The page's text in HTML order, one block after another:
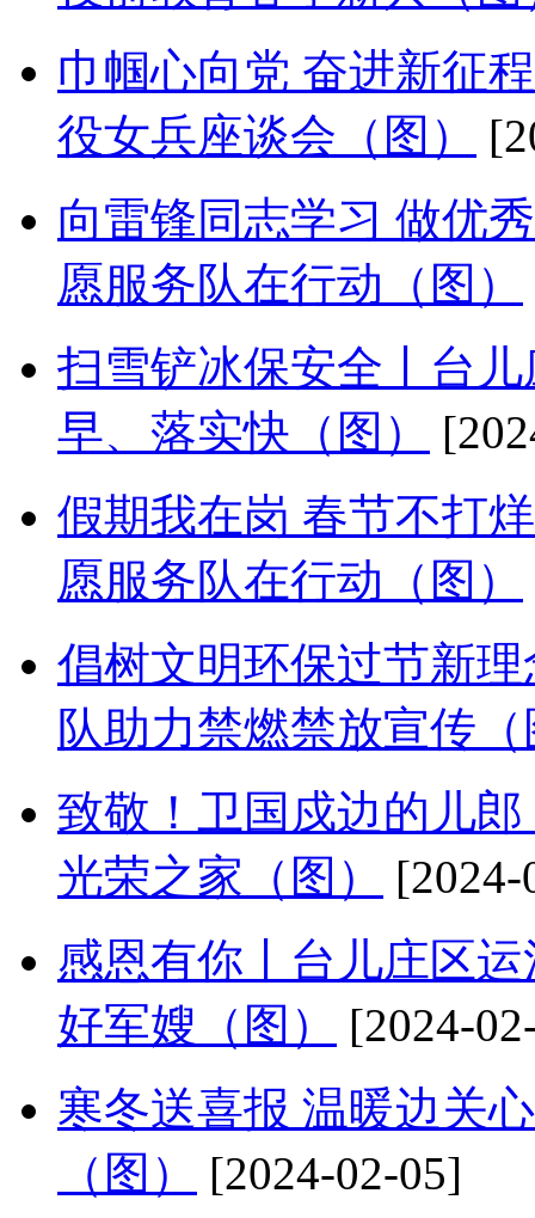
巾帼心向党 奋进新征
役女兵座谈会（图）
向雷锋同志学习 做优
愿服务队在行动（图）
扫雪铲冰保安全丨台
早、落实快（图）
假期我在岗 春节不打
愿服务队在行动（图）
倡树文明环保过节新
队助力禁燃禁放宣传
致敬！卫国戍边的儿
光荣之家（图）
感恩有你丨台儿庄区
好军嫂（图）
[2024-
寒冬送喜报 温暖边关
（图）
[2024-02-05]